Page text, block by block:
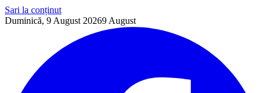
Sari la conținut
Duminică, 9 August 20269 August